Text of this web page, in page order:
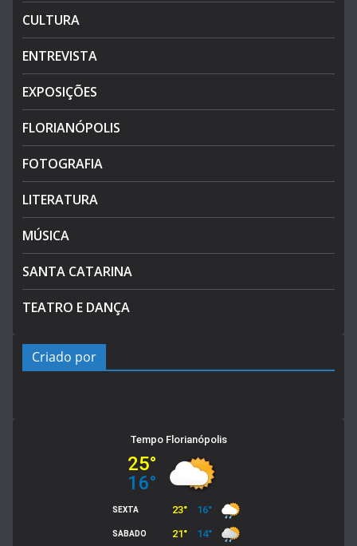
CULTURA
ENTREVISTA
EXPOSIÇÕES
FLORIANÓPOLIS
FOTOGRAFIA
LITERATURA
MÚSICA
SANTA CATARINA
TEATRO E DANÇA
Criado por